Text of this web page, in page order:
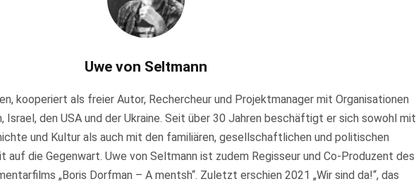
Uwe von Seltmann
kooperiert als freier Autor, Rechercheur und Projektmanager mit Organisationen
Israel, den USA und der Ukraine. Seit über 30 Jahren beschäftigt er sich sowohl mit
und Kultur als auch mit den familiären, gesellschaftlichen und politischen
auf die Gegenwart. Uwe von Seltmann ist zudem Regisseur und Co-Produzent des
„Boris Dorfman – A mentsh“. Zuletzt erschien 2021 „Wir sind da!“, das